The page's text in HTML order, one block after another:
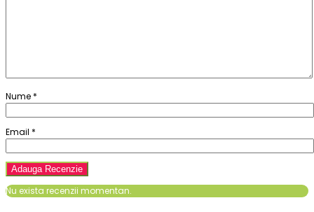
Nume *
Email *
Nu exista recenzii momentan.